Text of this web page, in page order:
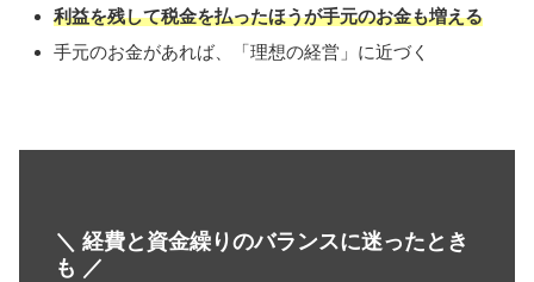
利益を残して税金を払ったほうが手元のお金も増える
手元のお金があれば、「理想の経営」に近づく
＼ 経費と資金繰りのバランスに迷ったとき
も ／